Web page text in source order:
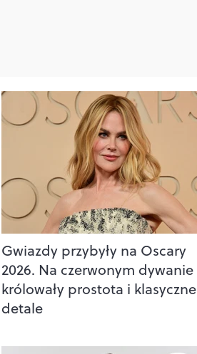
Gwiazdy przybyły na Oscary
2026. Na czerwonym dywanie
królowały prostota i klasyczne
detale